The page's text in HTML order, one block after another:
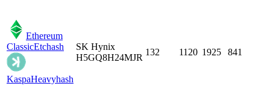
Ethereum
ClassicEtchash
KaspaHeavyhash
SK Hynix
H5GQ8H24MJR
132 1120 1925 841